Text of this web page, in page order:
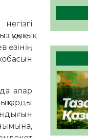
өзінің
алар
ӘРБІР
ҮЛЕС